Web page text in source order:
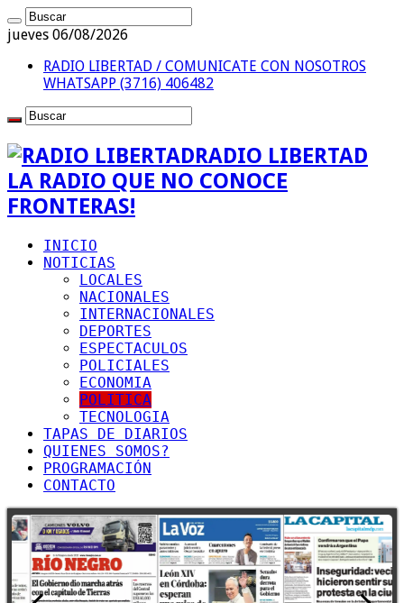
jueves 06/08/2026
RADIO LIBERTAD / COMUNICATE CON NOSOTROS
WHATSAPP (3716) 406482
RADIO LIBERTAD
LA RADIO QUE NO CONOCE
FRONTERAS!
INICIO
NOTICIAS
LOCALES
NACIONALES
INTERNACIONALES
DEPORTES
ESPECTACULOS
POLICIALES
ECONOMIA
POLITICA
TECNOLOGIA
TAPAS DE DIARIOS
QUIENES SOMOS?
PROGRAMACIÓN
CONTACTO